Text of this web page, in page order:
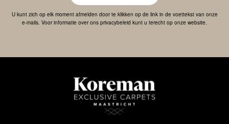
U kunt zich op elk moment afmelden door te klikken op de link in de voettekst van onze
e-mails. Voor informatie over ons privacybeleid kunt u terecht op onze website.